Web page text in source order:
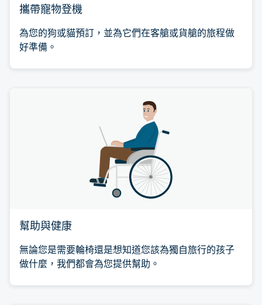
攜帶寵物登機
為您的狗或貓預訂，並為它們在客艙或貨艙的旅程做
好準備。
幫助與健康
無論您是需要輪椅還是想知道您該為獨自旅行的孩子
做什麼，我們都會為您提供幫助。